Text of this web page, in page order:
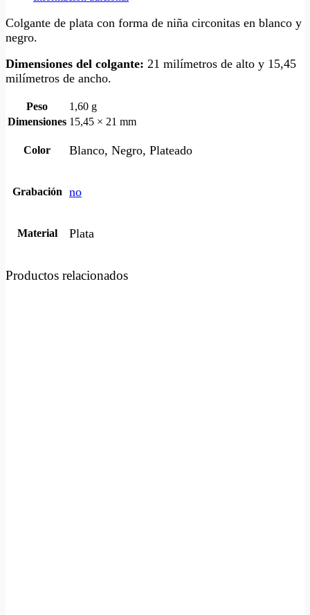
Colgante de plata con forma de niña circonitas en blanco y
negro.
Dimensiones del colgante: 21 milímetros de alto y 15,45
milímetros de ancho.
Peso
1,60 g
Dimensiones 15,45 × 21 mm
Color Blanco, Negro, Plateado
Grabación no
Material Plata
Productos relacionados